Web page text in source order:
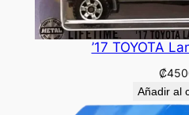
’17 TOYOTA
₡
Añadir al